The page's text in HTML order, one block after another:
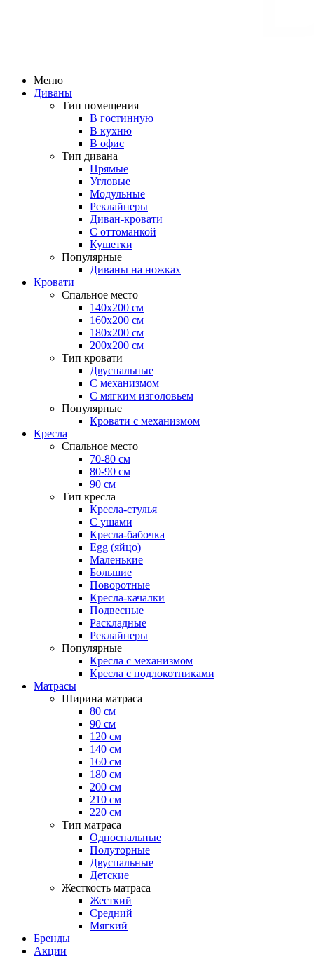
Меню
Диваны
Тип помещения
В гостинную
В кухню
В офис
Тип дивана
Прямые
Угловые
Модульные
Реклайнеры
Диван-кровати
С оттоманкой
Кушетки
Популярные
Диваны на ножках
Кровати
Спальное место
140х200 см
160х200 см
180х200 см
200х200 см
Тип кровати
Двуспальные
С механизмом
С мягким изголовьем
Популярные
Кровати с механизмом
Кресла
Спальное место
70-80 см
80-90 см
90 см
Тип кресла
Кресла-стулья
С ушами
Кресла-бабочка
Egg (яйцо)
Маленькие
Большие
Поворотные
Кресла-качалки
Подвесные
Раскладные
Реклайнеры
Популярные
Кресла с механизмом
Кресла с подлокотниками
Матрасы
Ширина матраса
80 см
90 см
120 см
140 см
160 см
180 см
200 см
210 см
220 см
Тип матраса
Односпальные
Полуторные
Двуспальные
Детские
Жесткость матраса
Жесткий
Средний
Мягкий
Бренды
Акции